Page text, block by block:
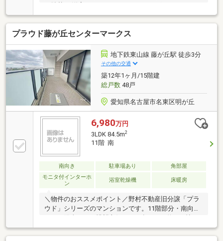
ス貼替 ・洋室カーペット⇒フローリング ・エコカラッ
ト施工 ・キッチン交換 ・ユニットバス交換■キッチン
スタジオあり（有償）名東区の中でも特に人気の高い
「上社」エリアに位置する《上社シティハウスフレッ
クス》。地下鉄東山線「上社」駅まで徒歩1分という
利便性が魅力で、雨の日の駅へアクセスも安心です。
プラウド藤が丘センターマークス
地下鉄東山線 藤が丘駅 徒歩3分
その他の交通
築12年1ヶ月/15階建
総戸数48戸
愛知県名古屋市名東区明が丘
6,980万円
3LDK 84.5m2
11階 南
南向き 駐車場あり
角部屋
モニタ付インターホ
ン
浴室乾燥機 床暖房
＼物件のおススメポイント／野村不動産旧分譲「プラ
ウド」シリーズのマンションです。11階部分・南向き
につき陽当たり・眺望良好。84㎡超、LDK約19.8帖の
ゆとりある3LDKで、ご家族でゆったりとお過ごしいた
だけます。駅前の利便性を享受しながら、目の前には